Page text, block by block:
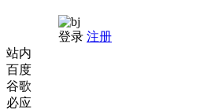
登录 注册
站内
百度
谷歌
必应